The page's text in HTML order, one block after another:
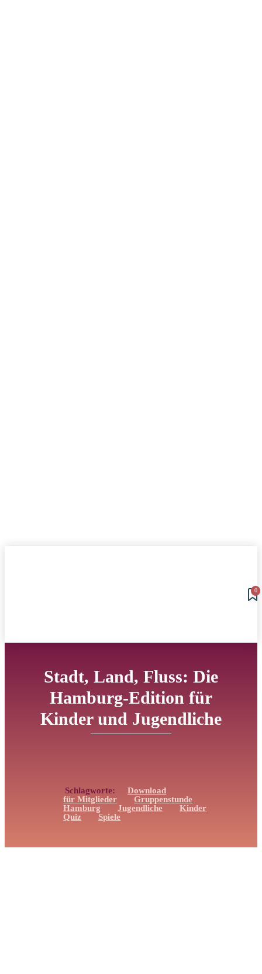
0
Stadt, Land, Fluss: Die
Hamburg-Edition für
Kinder und Jugendliche
Schlagworte:
Download
für Mitglieder
Gruppenstunde
Hamburg
Jugendliche
Kinder
Quiz
Spiele